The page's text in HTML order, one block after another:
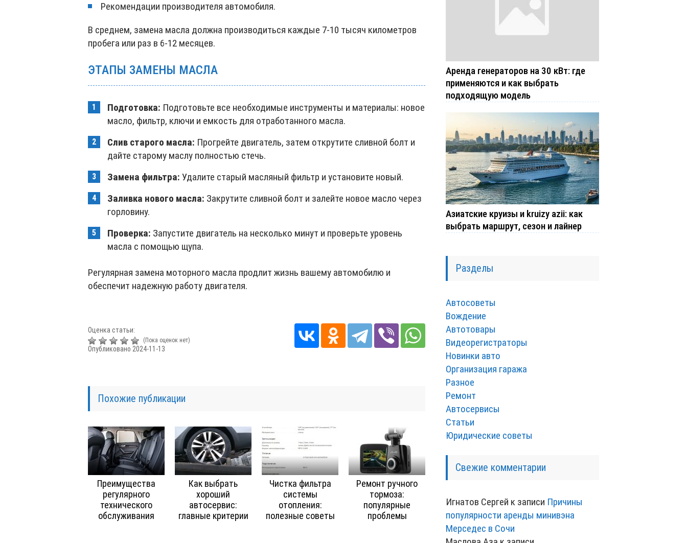
Рекомендации производителя автомобиля.
В среднем, замена масла должна производиться каждые 7-10 тысяч километров
пробега или раз в 6-12 месяцев.
ЭТАПЫ ЗАМЕНЫ МАСЛА
Подготовка: Подготовьте все необходимые инструменты и материалы: новое
масло, фильтр, ключи и емкость для отработанного масла.
Слив старого масла: Прогрейте двигатель, затем открутите сливной болт и
дайте старому маслу полностью стечь.
Замена фильтра: Удалите старый масляный фильтр и установите новый.
Заливка нового масла: Закрутите сливной болт и залейте новое масло через
горловину.
Проверка: Запустите двигатель на несколько минут и проверьте уровень
масла с помощью щупа.
Регулярная замена моторного масла продлит жизнь вашему автомобилю и
обеспечит надежную работу двигателя.
Оценка статьи:
(Пока оценок нет)
Опубликовано 2024-11-13
Похожие публикации
Преимущества
регулярного
технического
обслуживания
Как выбрать
хороший
автосервис:
главные критерии
Чистка фильтра
системы
отопления:
полезные советы
Ремонт ручного
тормоза:
популярные
проблемы
Аренда генераторов на 30 кВт: где
применяются и как выбрать
подходящую модель
Азиатские круизы и kruizy azii: как
выбрать маршрут, сезон и лайнер
Разделы
Автосоветы
Вождение
Автотовары
Видеорегистраторы
Новинки авто
Организация гаража
Разное
Ремонт
Автосервисы
Статьи
Юридические советы
Свежие комментарии
Игнатов Сергей к записи Причины
популярности аренды минивэна
Мерседес в Сочи